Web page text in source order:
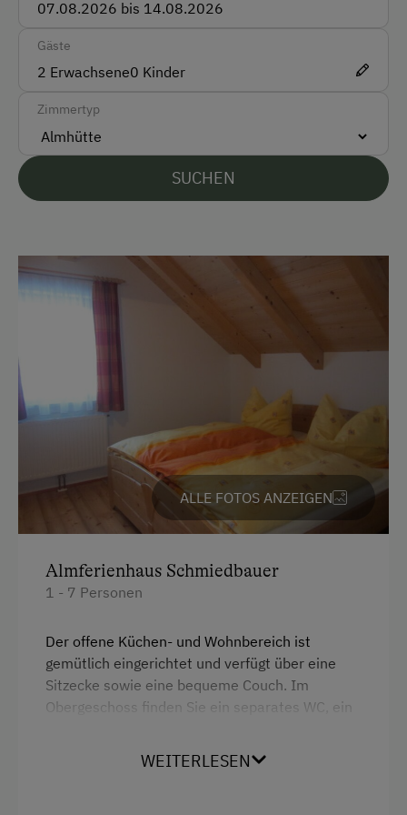
Deutsch
Parken
Radunterstellmöglichkeit
Am Betrieb
Garten/Wiese
Obstgarten
Kinder-Ausstattung
Kinder sind willkommen
Spielzeug
Ausstattung der Wohneinheit
Geschirr vorhanden
Holzofen
Kaffeemaschine
Gäste
2 Erwachsene0 Kinder
Zimmertyp
SUCHEN
ALLE FOTOS ANZEIGEN
Almferienhaus Schmiedbauer
1 - 7 Personen
Der offene Küchen- und Wohnbereich ist
gemütlich eingerichtet und verfügt über eine
Sitzecke sowie eine bequeme Couch. Im
Obergeschoss finden Sie ein separates WC, ein
Schlafzimmer. Im Erdgeschoss erwartet Sie das
WEITERLESEN